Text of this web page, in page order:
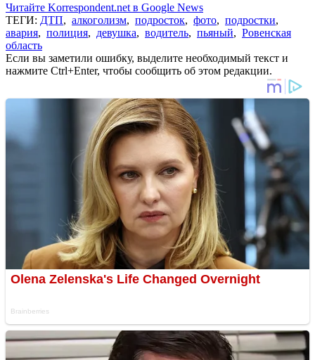
Читайте Korrespondent.net в Google News
ТЕГИ: ДТП, алкоголизм, подросток, фото, подростки,
авария, полиция, девушка, водитель, пьяный, Ровенская
область
Если вы заметили ошибку, выделите необходимый текст и
нажмите Ctrl+Enter, чтобы сообщить об этом редакции.